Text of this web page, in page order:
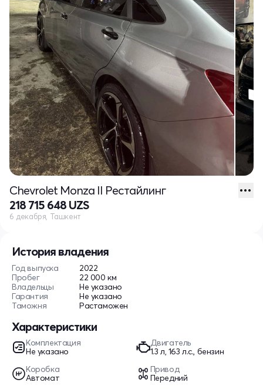
История владения
Год выпуска
2022
Пробег
22 000 км
Владельцы
Не указано
Гарантия
Не указано
Таможня
Растаможен
Характеристики
Комплектация
Не указано
Двигатель
1.3 л, 163 л.с., бензин
Коробка
Автомат
Привод
Передний
Chevrolet Monza II Рестайлинг
218 715 648 UZS
6 декабря, Ташкент